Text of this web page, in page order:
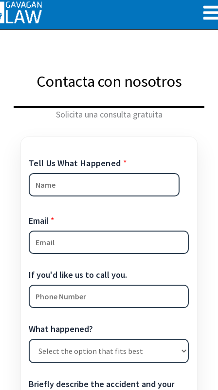
al
contenido
Contacta con nosotros
Solicita una consulta gratuita
Tell Us What Happened *
Email *
If you'd like us to call you.
What happened?
Briefly describe the accident and your